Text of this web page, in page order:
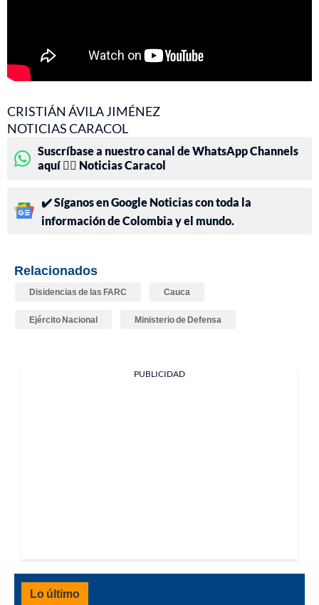
CRISTIÁN ÁVILA JIMÉNEZ
NOTICIAS CARACOL
Suscríbase a nuestro canal de WhatsApp Channels
aquí 👉🏻 Noticias Caracol
✔️ Síganos en Google Noticias con toda la
información de Colombia y el mundo.
Relacionados
Disidencias de las FARC Cauca
Ejército Nacional Ministerio de Defensa
PUBLICIDAD
Lo último